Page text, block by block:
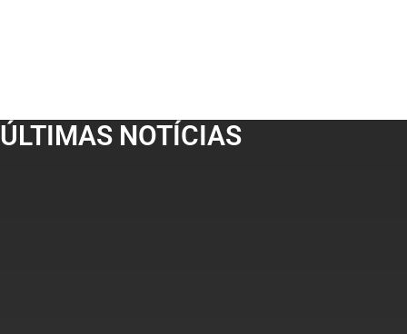
ÚLTIMAS NOTÍCIAS